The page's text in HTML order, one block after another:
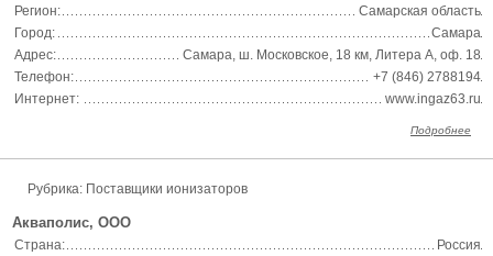
Регион:
Самарская область
Город:
Самара
Адрес:
Самара, ш. Московское, 18 км, Литера А, оф. 18
Телефон:
+7 (846) 2788194
Интернет:
www.ingaz63.ru
Подробнее
Рубрика: Поставщики ионизаторов
Акваполис, ООО
Страна:
Россия